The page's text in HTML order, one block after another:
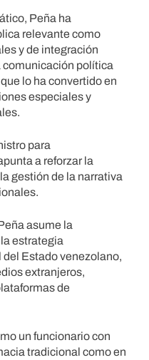
Peña ha
relevante como
y de integración
comunicación política
lo ha convertido en
especiales y
para
a reforzar la
gestión de la narrativa
asume la
estrategia
Estado venezolano,
extranjeros,
de
un funcionario con
tradicional como en